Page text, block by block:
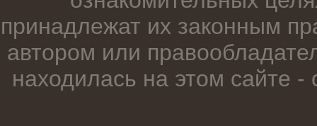
принадлежат их законным
автором или
находилась на этом сайте